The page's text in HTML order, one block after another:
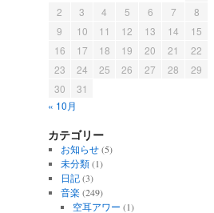
2
3 4 5 6 7
8
9
10 11 12 13 14
15
16
17 18 19 20 21
22
23
24 25 26 27 28
29
30
31
« 10月
カテゴリー
お知らせ(5)
未分類(1)
日記(3)
音楽(249)
空耳アワー (1)